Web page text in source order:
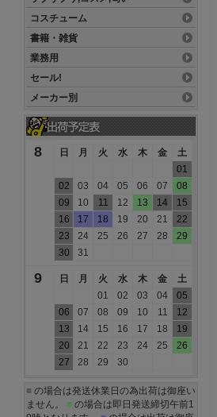
コスチューム
書籍・雑貨
業務用
セール!
メーカー別
8 日 月 火 水 木 金
土
01
02
03 04 05 06 07
08
09
10 11 12 13 14
15
16
17 18 19 20 21
22
23
24 25 26 27 28
29
30
31
9 日 月 火 水 木 金
土
01
02 03 04
05
06
07 08 09 10 11
12
13
14 15 16 17 18
19
20
21 22 23 24 25
26
27
28 29 30
■ の場合は発送休業日の為出荷は御座い
ません。 ■ の場合は即日発送締切午前1